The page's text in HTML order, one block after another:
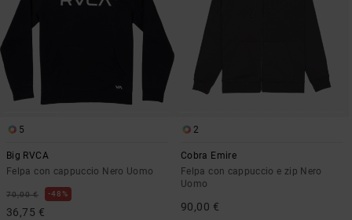
5
Big RVCA
Felpa con cappuccio Nero Uomo
70,00 € 48%
36,75 €
2
Cobra Emire
Felpa con cappuccio e zip Nero
Uomo
90,00 €